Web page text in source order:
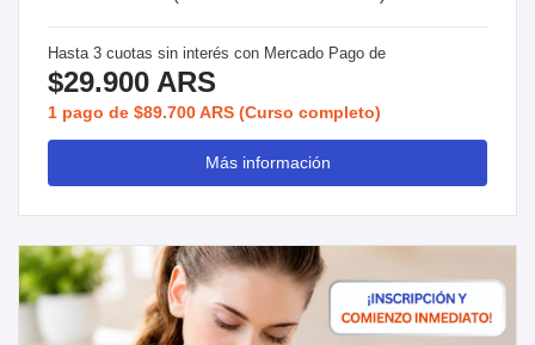
Hasta 3 cuotas sin interés con Mercado Pago de
$29.900 ARS
1 pago de $89.700 ARS (Curso completo)
Más información